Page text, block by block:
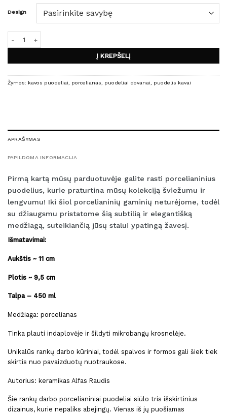
Design
Į KREPŠELĮ
Žymos: kavos puodeliai porcelianas puodeliai dovanai puodelis kavai
APRAŠYMAS
PAPILDOMA INFORMACIJA
Pirmą kartą mūsų parduotuvėje galite rasti porcelianinius
puodelius, kurie praturtina mūsų kolekciją šviežumu ir
lengvumu! Iki šiol porcelianinių gaminių neturėjome, todėl
su džiaugsmu pristatome šią subtilią ir elegantišką
medžiagą, suteikiančią jūsų stalui ypatingą žavesį.
Išmatavimai:
Aukštis ~ 11 cm
Plotis ~ 9,5 cm
Talpa – 450 ml
Medžiaga: porcelianas
Tinka plauti indaplovėje ir šildyti mikrobangų krosnelėje.
Unikalūs rankų darbo kūriniai, todėl spalvos ir formos gali šiek tiek
skirtis nuo pavaizduotų nuotraukose.
Autorius: keramikas Alfas Raudis
Šie rankų darbo porcelianiniai puodeliai siūlo tris išskirtinius
dizainus, kurie nepaliks abejingų. Vienas iš jų puošiamas